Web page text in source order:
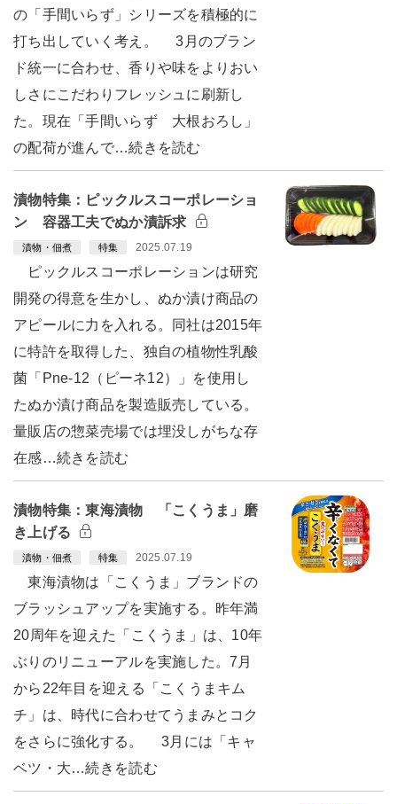
の「手間いらず」シリーズを積極的に
打ち出していく考え。 3月のブラン
ド統一に合わせ、香りや味をよりおい
しさにこだわりフレッシュに刷新し
た。現在「手間いらず 大根おろし」
の配荷が進んで…続きを読む
漬物特集：ピックルスコーポレーショ
ン 容器工夫でぬか漬訴求
漬物・佃煮 特集 2025.07.19
ピックルスコーポレーションは研究
開発の得意を生かし、ぬか漬け商品の
アピールに力を入れる。同社は2015年
に特許を取得した、独自の植物性乳酸
菌「Pne-12（ピーネ12）」を使用し
たぬか漬け商品を製造販売している。
量販店の惣菜売場では埋没しがちな存
在感…続きを読む
漬物特集：東海漬物 「こくうま」磨
き上げる
漬物・佃煮 特集 2025.07.19
東海漬物は「こくうま」ブランドの
ブラッシュアップを実施する。昨年満
20周年を迎えた「こくうま」は、10年
ぶりのリニューアルを実施した。7月
から22年目を迎える「こくうまキム
チ」は、時代に合わせてうまみとコク
をさらに強化する。 3月には「キャ
ベツ・大…続きを読む